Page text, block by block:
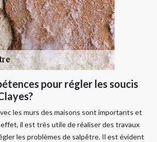
pour régler les soucis
les murs des maisons sont importants et
il est très utile de réaliser des travaux
les problèmes de salpêtre. Il est évident